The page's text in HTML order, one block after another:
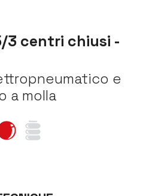
3 centri chiusi -
e
a molla